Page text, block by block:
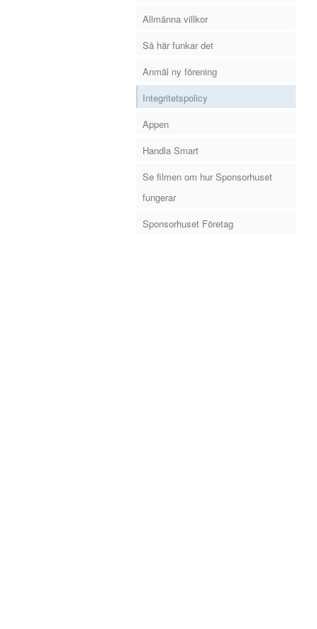
Allmänna villkor
Så här funkar det
Anmäl ny förening
Integritetspolicy
Appen
Handla Smart
Se filmen om hur Sponsorhuset
fungerar
Sponsorhuset Företag